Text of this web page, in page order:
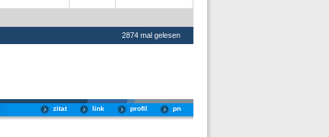
2874 mal gelesen
pn
profil
link
zitat